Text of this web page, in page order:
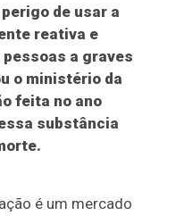
de usar a
reativa e
a graves
o ministério da
feita no ano
substância
é um mercado